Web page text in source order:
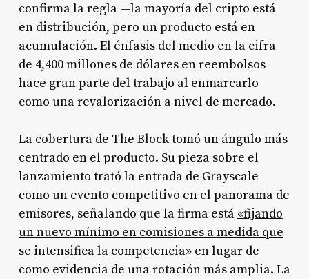
confirma la regla —la mayoría del cripto está
en distribución, pero un producto está en
acumulación. El énfasis del medio en la cifra
de 4,400 millones de dólares en reembolsos
hace gran parte del trabajo al enmarcarlo
como una revalorización a nivel de mercado.
La cobertura de The Block tomó un ángulo más
centrado en el producto. Su pieza sobre el
lanzamiento trató la entrada de Grayscale
como un evento competitivo en el panorama de
emisores, señalando que la firma está «fijando
un nuevo mínimo en comisiones a medida que
se intensifica la competencia»en lugar de
como evidencia de una rotación más amplia. La